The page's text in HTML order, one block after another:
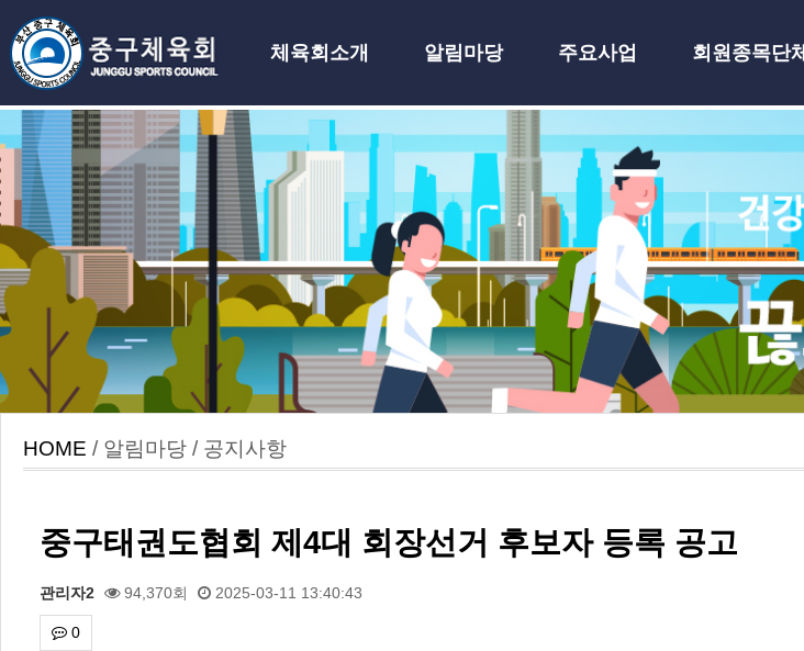
체육회소개 알림마당 주요사업 회원종목단체
하위분류
HOME / 알림마당 / 공지사항
중구태권도협회 제4대 회장선거 후보자 등록 공고
관리자2 94,370회 2025-03-11 13:40:43
0